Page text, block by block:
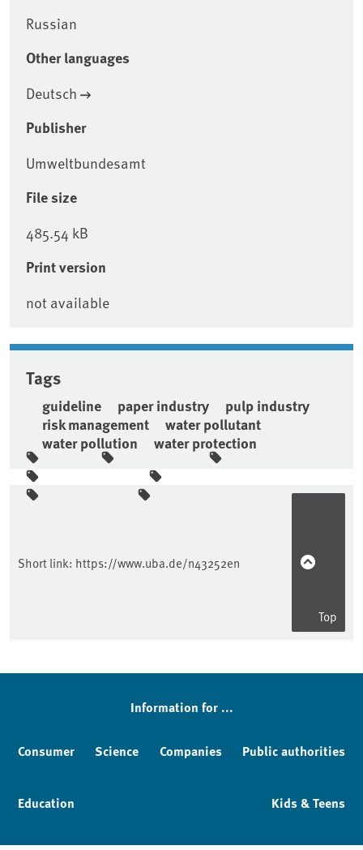
Russian
Other languages
Deutsch
Publisher
Umweltbundesamt
File size
485.54 kB
Print version
not available
Tags
guideline paper industry
pulp industry
risk management
water pollutant
water pollution
water protection
Sidebar
Short link: https://www.uba.de/n43252en
Top
Information for ...
Consumer Science Companies Public authorities
Education Kids & Teens